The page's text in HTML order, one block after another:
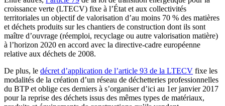
croissance verte (LTECV) fixe à l’État et aux collectivités
territoriales un objectif de valorisation d’au moins 70 % des matières
et déchets produits sur les chantiers de construction dont ils sont
maître d’ouvrage (réemploi, recyclage ou autre valorisation matière)
à l’horizon 2020 en accord avec la directive-cadre européenne
relative aux déchets de 2008.
De plus, le décret d’application de l’article 93 de la LTECV fixe les
modalités de la création d’un réseau de déchetteries professionnelles
du BTP et oblige ces derniers à s’organiser d’ici au 1er janvier 2017
pour la reprise des déchets issus des mêmes types de matériaux,